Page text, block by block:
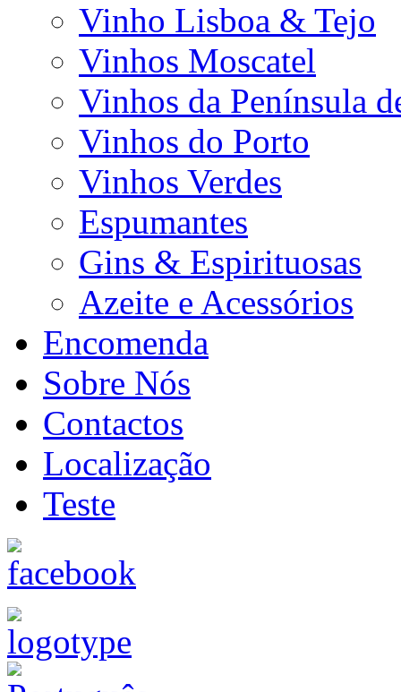
Vinho Lisboa & Tejo
Vinhos Moscatel
Vinhos da Península
Vinhos do Porto
Vinhos Verdes
Espumantes
Gins & Espirituosas
Azeite e Acessórios
Encomenda
Sobre Nós
Contactos
Localização
Teste